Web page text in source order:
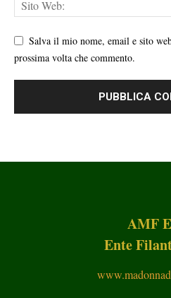
Salva il mio nome, email e sito
prossima volta che commento.
AMF
Ente